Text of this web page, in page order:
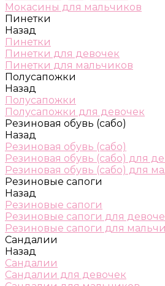
Мокасины для мальчиков
Пинетки
Назад
Пинетки
Пинетки для девочек
Пинетки для мальчиков
Полусапожки
Назад
Полусапожки
Полусапожки для девочек
Резиновая обувь (сабо)
Назад
Резиновая обувь (сабо)
Резиновая обувь (сабо) для
Резиновая обувь (сабо) для
Резиновые сапоги
Назад
Резиновые сапоги
Резиновые сапоги для
Резиновые сапоги для
Сандалии
Назад
Сандалии
Сандалии для девочек